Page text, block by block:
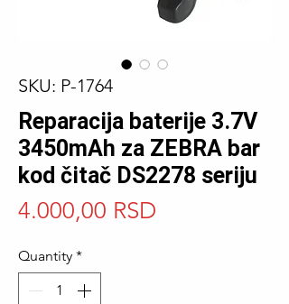
SKU: P-1764
Reparacija baterije 3.7V
3450mAh za ZEBRA bar
kod čitač DS2278 seriju
4.000,00 RSD
Quantity *